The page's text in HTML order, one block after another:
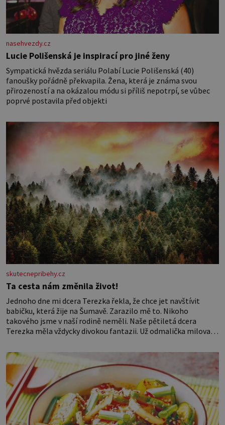
nasehvezdy.cz
Lucie Polišenská je inspirací pro jiné ženy
Sympatická hvězda seriálu Polabí Lucie Polišenská (40)
fanoušky pořádně překvapila. Žena, která je známa svou
přirozeností a na okázalou módu si příliš nepotrpí, se vůbec
poprvé postavila před objekti
skutecnepribehy.cz
Ta cesta nám změnila život!
Jednoho dne mi dcera Terezka řekla, že chce jet navštívit
babičku, která žije na Šumavě. Zarazilo mě to. Nikoho
takového jsme v naší rodině neměli. Naše pětiletá dcera
Terezka měla vždycky divokou fantazii. Už odmalička milovala
jednorožcích, krásných princeznách, statečných rytířích a
létajících dracích.